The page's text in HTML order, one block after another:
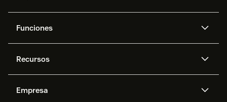
Funciones
IA de Zendesk
datos avanzadas
Recursos
API y programadores
Empresa